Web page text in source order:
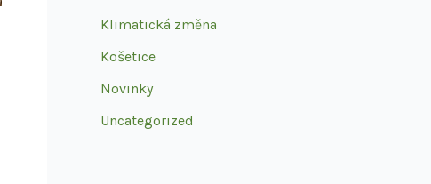
Klimatická změna
Košetice
Novinky
Uncategorized